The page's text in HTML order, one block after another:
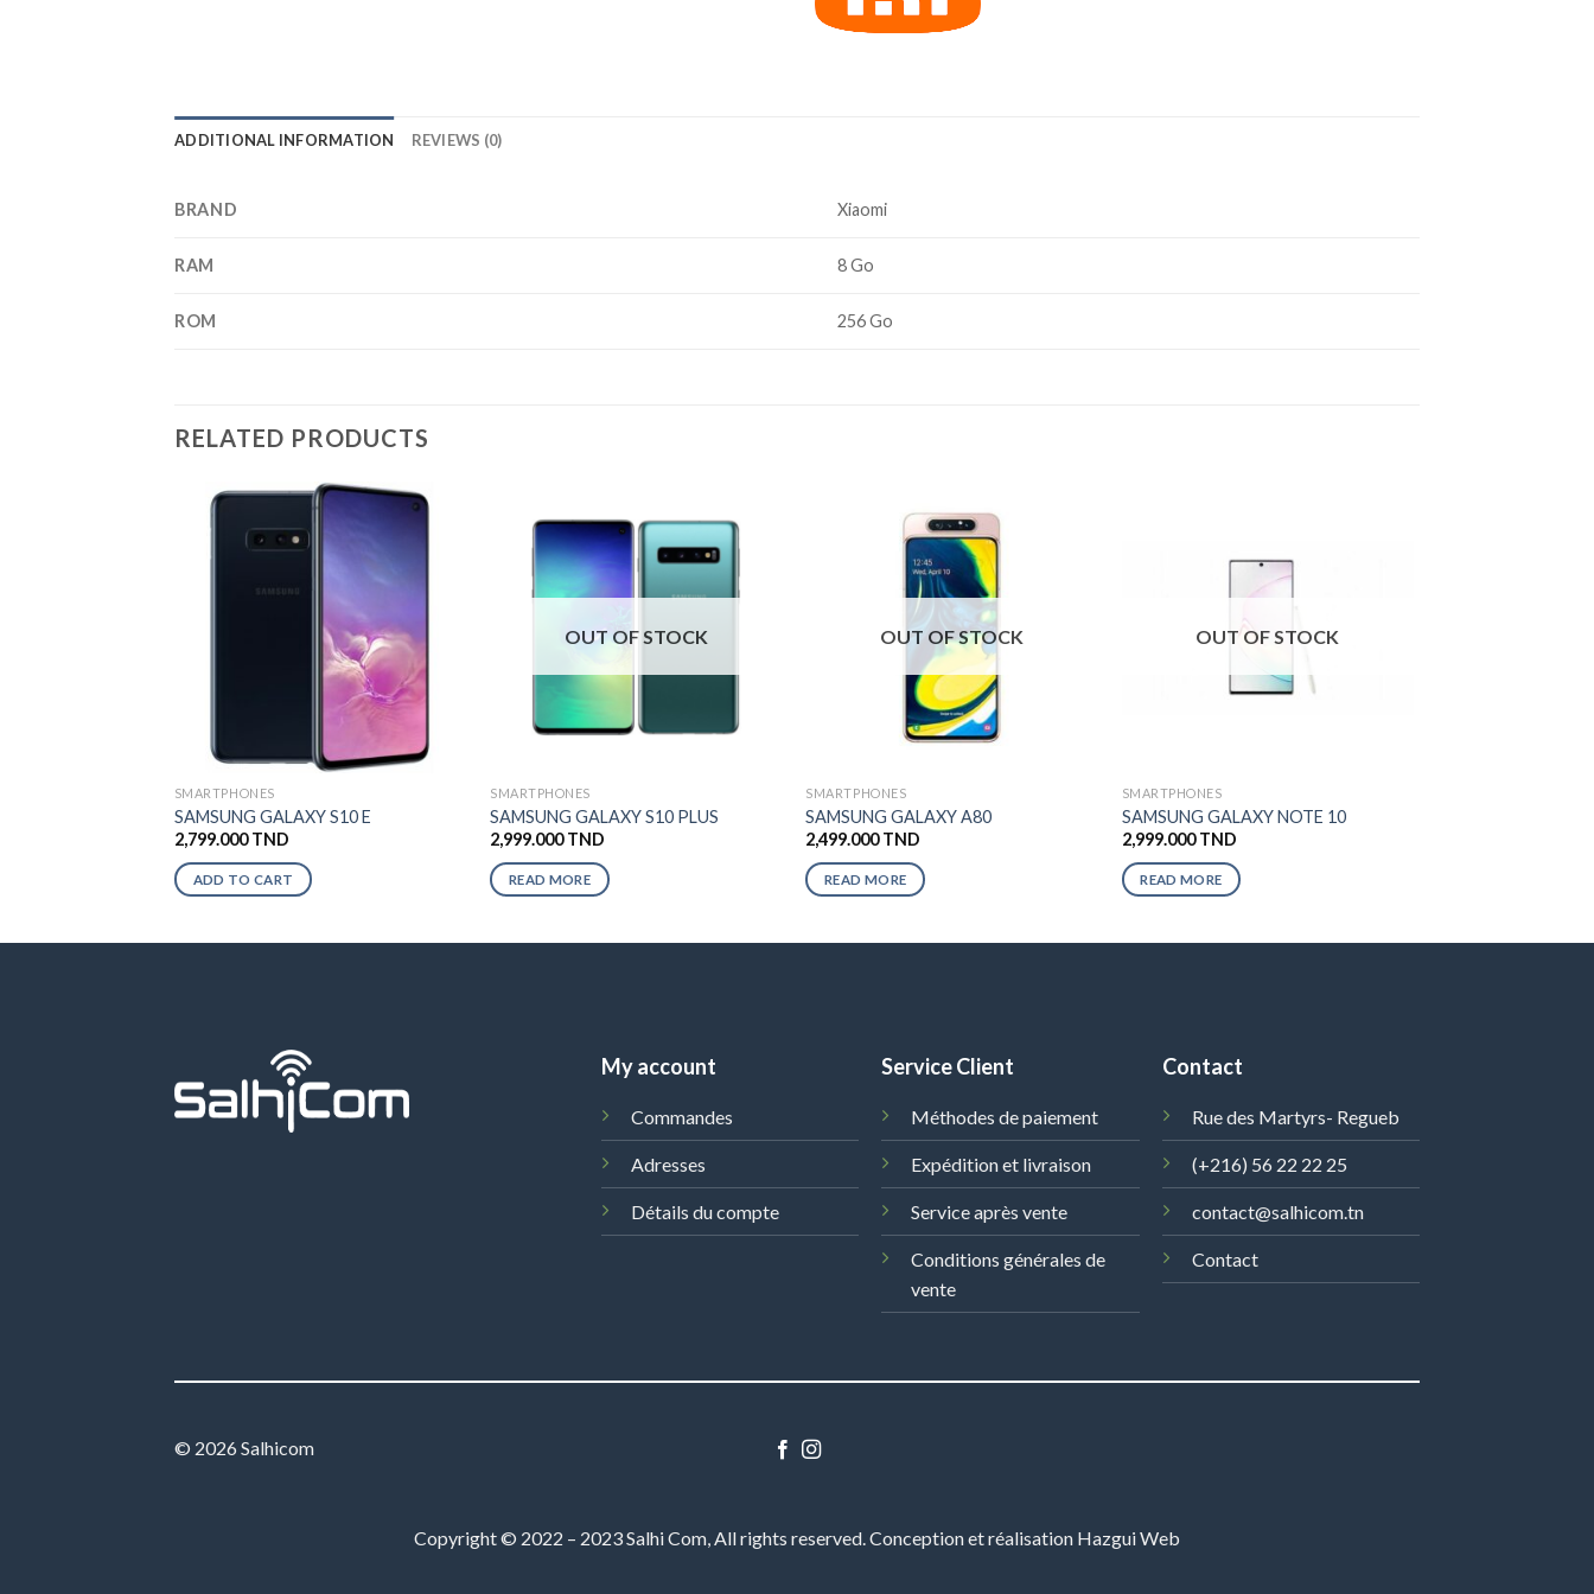
ADDITIONAL INFORMATION REVIEWS (0)
BRAND Xiaomi
RAM 8 Go
ROM 256 Go
RELATED PRODUCTS
SMARTPHONES
SAMSUNG GALAXY S10 E
2,799.000TND
ADD TO CART
OUT OF STOCK
SMARTPHONES
SAMSUNG GALAXY S10 PLUS
2,999.000TND
READ MORE
OUT OF STOCK
SMARTPHONES
SAMSUNG GALAXY A80
2,499.000TND
READ MORE
OUT OF STOCK
SMARTPHONES
SAMSUNG GALAXY NOTE 10
2,999.000TND
READ MORE
My account
Commandes
Adresses
Détails du compte
Service Client
Méthodes de paiement
Expédition et livraison
Service après vente
Conditions générales de
vente
Contact
Rue des Martyrs- Regueb
(+216) 56 22 22 25
contact@salhicom.tn
Contact
© 2026 Salhicom
Copyright © 2022 – 2023 Salhi Com, All rights reserved. Conception et réalisation Hazgui Web